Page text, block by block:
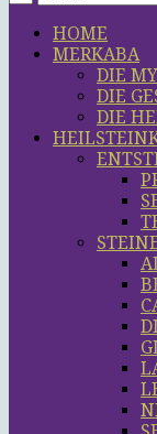
HOME
MERKABA
DIE
DIE
DIE